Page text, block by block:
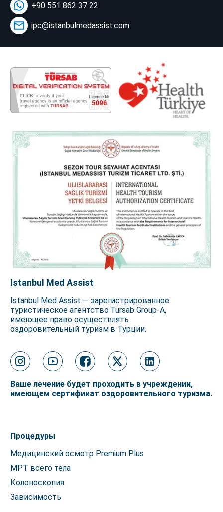
+90 551 862 37 22
ipc@istanbulmedassist.com
Istanbul Med Assist
Istanbul Med Assist — зарегистрированное
туристическое агентство Tursab Group-A,
имеющее право осуществлять
оздоровительный туризм в Турции.
Ваше лечение будет проходить в учреждении,
имеющем сертификат оздоровительного туризма.
Процедуры
Медицинский осмотр Premium Plus
МРТ всего тела
Колоноскопия
Зависимость